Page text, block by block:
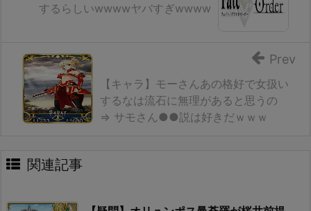
するらしいwwwwヤバすぎwwww
【キャラ】モーさんあの格好で女扱い
するなは流石に無理があると思うの
⇒ サモさん●●説は好きだｗｗｗ
Prev
関連記事